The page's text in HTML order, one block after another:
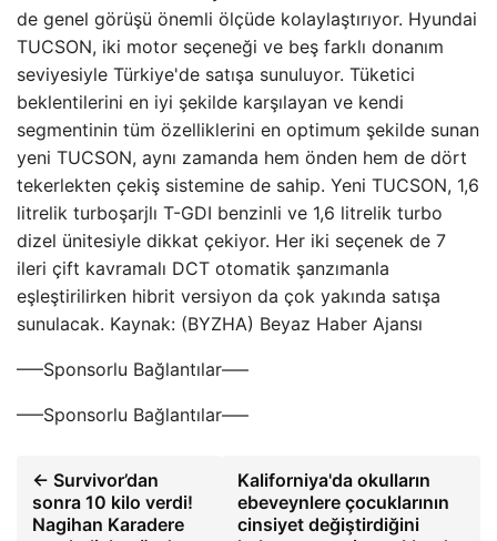
de genel görüşü önemli ölçüde kolaylaştırıyor. Hyundai
TUCSON, iki motor seçeneği ve beş farklı donanım
seviyesiyle Türkiye'de satışa sunuluyor. Tüketici
beklentilerini en iyi şekilde karşılayan ve kendi
segmentinin tüm özelliklerini en optimum şekilde sunan
yeni TUCSON, aynı zamanda hem önden hem de dört
tekerlekten çekiş sistemine de sahip. Yeni TUCSON, 1,6
litrelik turboşarjlı T-GDI benzinli ve 1,6 litrelik turbo
dizel ünitesiyle dikkat çekiyor. Her iki seçenek de 7
ileri çift kavramalı DCT otomatik şanzımanla
eşleştirilirken hibrit versiyon da çok yakında satışa
sunulacak. Kaynak: (BYZHA) Beyaz Haber Ajansı
—–Sponsorlu Bağlantılar—–
—–Sponsorlu Bağlantılar—–
← Survivor’dan
sonra 10 kilo verdi!
Nagihan Karadere
Kaliforniya'da okulların
ebeveynlere çocuklarının
cinsiyet değiştirdiğini